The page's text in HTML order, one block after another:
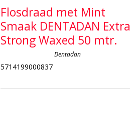
Flosdraad met Mint
Smaak DENTADAN Extra
Strong Waxed 50 mtr.
Dentadan
5714199000837